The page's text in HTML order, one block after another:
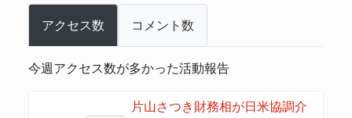
アクセス数 コメント数
今週アクセス数が多かった活動報告
片山さつき財務相が日米協調介